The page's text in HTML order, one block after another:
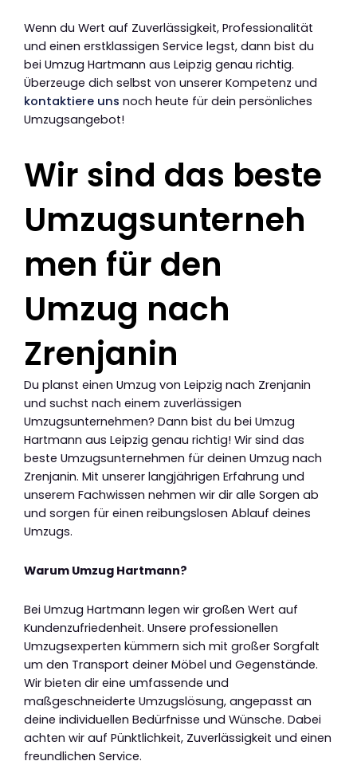
Wenn du Wert auf Zuverlässigkeit, Professionalität
und einen erstklassigen Service legst, dann bist du
bei Umzug Hartmann aus Leipzig genau richtig.
Überzeuge dich selbst von unserer Kompetenz und
kontaktiere uns noch heute für dein persönliches
Umzugsangebot!
Wir sind das beste
Umzugsunterneh
men für den
Umzug nach
Zrenjanin
Du planst einen Umzug von Leipzig nach Zrenjanin
und suchst nach einem zuverlässigen
Umzugsunternehmen? Dann bist du bei Umzug
Hartmann aus Leipzig genau richtig! Wir sind das
beste Umzugsunternehmen für deinen Umzug nach
Zrenjanin. Mit unserer langjährigen Erfahrung und
unserem Fachwissen nehmen wir dir alle Sorgen ab
und sorgen für einen reibungslosen Ablauf deines
Umzugs.
Warum Umzug Hartmann?
Bei Umzug Hartmann legen wir großen Wert auf
Kundenzufriedenheit. Unsere professionellen
Umzugsexperten kümmern sich mit großer Sorgfalt
um den Transport deiner Möbel und Gegenstände.
Wir bieten dir eine umfassende und
maßgeschneiderte Umzugslösung, angepasst an
deine individuellen Bedürfnisse und Wünsche. Dabei
achten wir auf Pünktlichkeit, Zuverlässigkeit und einen
freundlichen Service.